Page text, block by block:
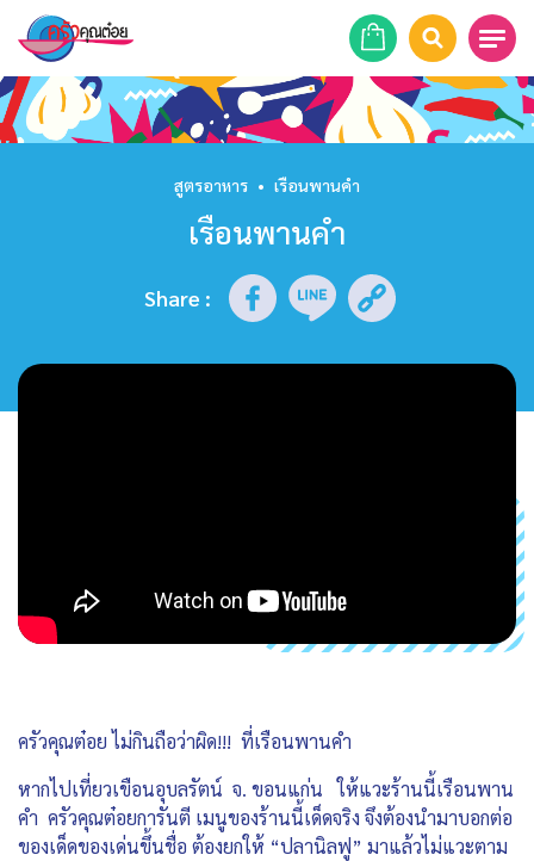
หน้าแรก
รายการย้อนหลัง
สูตรอาหาร • เรือนพานคำ
เรือนพานคำ
Share :
ครัวคุณต๋อย ไม่กินถือว่าผิด!!! ที่เรือนพานคำ
หากไปเที่ยวเขือนอุบลรัตน์ จ. ขอนแก่น ให้แวะร้านนี้เรือนพาน
คำ ครัวคุณต๋อยการันตี เมนูของร้านนี้เด็ดจริง จึงต้องนำมาบอกต่อ
ของเด็ดของเด่นขึ้นชื่อ ต้องยกให้ “ปลานิลฟู” มาแล้วไม่แวะตาม